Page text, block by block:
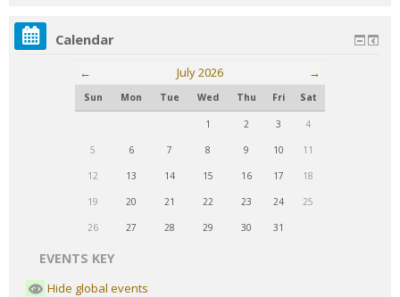
Calendar
← July 2026 →
Sun Mon Tue Wed Thu Fri Sat
1 2 3 4
5 6 7 8 9 10 11
12 13 14 15 16 17 18
19 20 21 22 23 24 25
26 27 28 29 30 31
EVENTS KEY
Hide global events